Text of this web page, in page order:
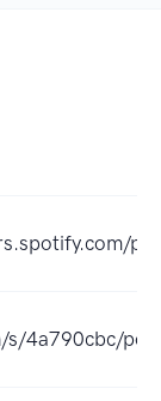
s/4a790cbc/